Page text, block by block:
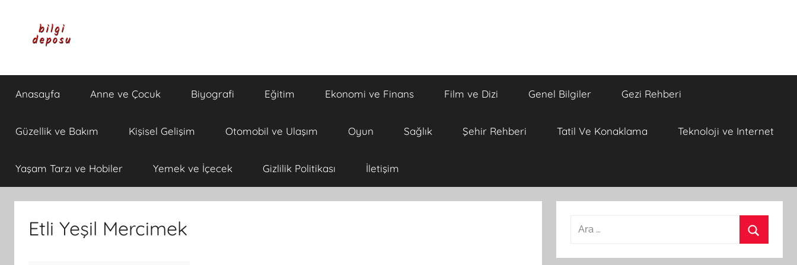
Bilgi
Deposu
Bilgi,
Günlük
Anasayfa Anne ve Çocuk Biyografi Eğitim Ekonomi ve Finans Film ve Dizi Genel Bilgiler Gezi Rehberi
Güzellik ve Bakım Kişisel Gelişim Otomobil ve Ulaşım Oyun Sağlık Şehir Rehberi Tatil Ve Konaklama Teknoloji ve Internet
Yaşam Tarzı ve Hobiler Yemek ve İçecek Gizlilik Politikası İletişim
Etli Yeşil Mercimek
a